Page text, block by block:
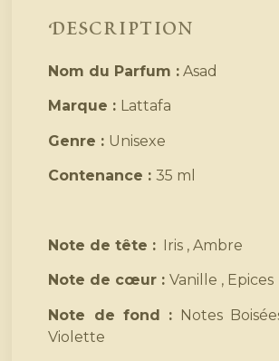
Description
Nom du Parfum : Asad
Marque : Lattafa
Genre : Unisexe
Contenance :35 ml
Note de tête : Iris , Ambre
Note de cœur :Vanille , Epices
Note de fond : Notes
Violette